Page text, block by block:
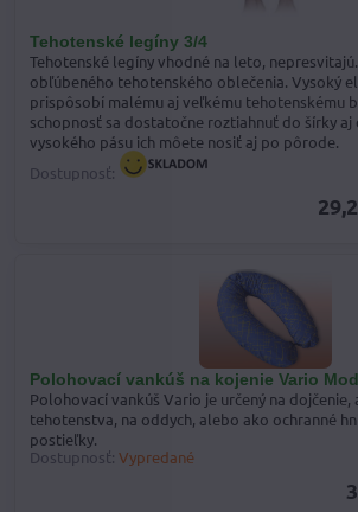
Tehotenské legíny 3/4
Tehotenské legíny vhodné na leto,
obľúbeného tehotenského oblečenia. Vysoký
prispôsobí malému aj veľkému tehotenskému
schopnosť sa dostatočne roztiahnuť do šírky
vysokého pásu ich môete nosiť aj po pôrode.
Dostupnosť:
Polohovací vankúš na kojenie Vario
Polohovací vankúš Vario je určený na
tehotenstva, na oddych, alebo ako ochranné
postieľky.
Dostupnosť: Vypredané